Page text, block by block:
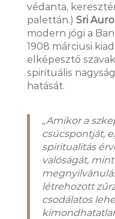
védanta,
palettán.) Sri
modern jógi a
1908 márciusi
elképesztő
spirituális
hatását.
„Amikor a
csúcspontját,
spiritualitás
valóságát,
létrehozott
csodálatos